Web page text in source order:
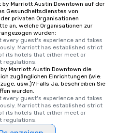
by Marriott Austin Downtown auf der
Gesundheitsdienstes von
privaten Organisationen
an, welche Organisationen zur
wurden:
guest's experience and takes
Marriott has established strict
its hotels that either meet or
regulations.
Marriott Austin Downtown die
zugänglichen Einrichtungen (wie:
usw.)? Falls Ja, beschreiben Sie
wurden.
guest's experience and takes
Marriott has established strict
its hotels that either meet or
regulations.